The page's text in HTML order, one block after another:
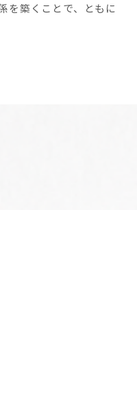
を築くことで、ともに